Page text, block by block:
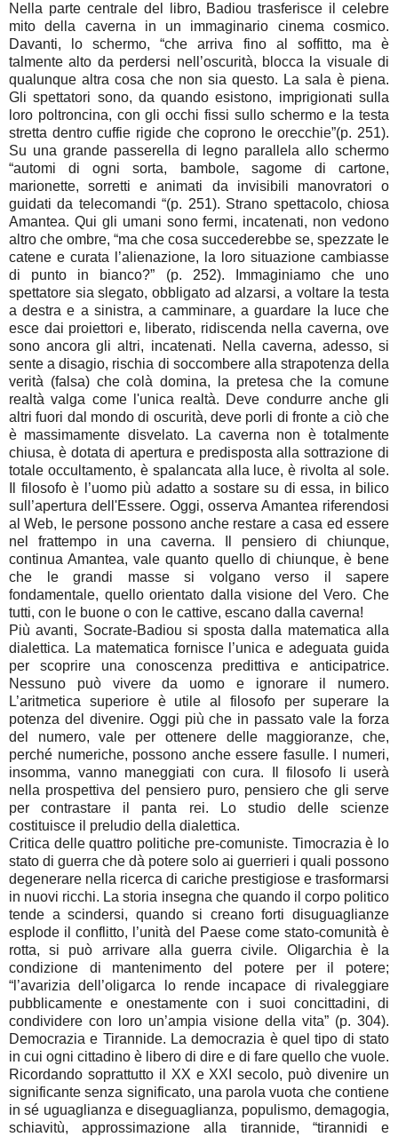
Nella parte centrale del libro, Badiou trasferisce il celebre
mito della caverna in un immaginario cinema cosmico.
Davanti, lo schermo, “che arriva fino al soffitto, ma è
talmente alto da perdersi nell’oscurità, blocca la visuale di
qualunque altra cosa che non sia questo. La sala è piena.
Gli spettatori sono, da quando esistono, imprigionati sulla
loro poltroncina, con gli occhi fissi sullo schermo e la testa
stretta dentro cuffie rigide che coprono le orecchie”(p. 251).
Su una grande passerella di legno parallela allo schermo
“automi di ogni sorta, bambole, sagome di cartone,
marionette, sorretti e animati da invisibili manovratori o
guidati da telecomandi “(p. 251). Strano spettacolo, chiosa
Amantea. Qui gli umani sono fermi, incatenati, non vedono
altro che ombre, “ma che cosa succederebbe se, spezzate le
catene e curata l’alienazione, la loro situazione cambiasse
di punto in bianco?” (p. 252). Immaginiamo che uno
spettatore sia slegato, obbligato ad alzarsi, a voltare la testa
a destra e a sinistra, a camminare, a guardare la luce che
esce dai proiettori e, liberato, ridiscenda nella caverna, ove
sono ancora gli altri, incatenati. Nella caverna, adesso, si
sente a disagio, rischia di soccombere alla strapotenza della
verità (falsa) che colà domina, la pretesa che la comune
realtà valga come l'unica realtà. Deve condurre anche gli
altri fuori dal mondo di oscurità, deve porli di fronte a ciò che
è massimamente disvelato. La caverna non è totalmente
chiusa, è dotata di apertura e predisposta alla sottrazione di
totale occultamento, è spalancata alla luce, è rivolta al sole.
Il filosofo è l’uomo più adatto a sostare su di essa, in bilico
sull’apertura dell'Essere. Oggi, osserva Amantea riferendosi
al Web, le persone possono anche restare a casa ed essere
nel frattempo in una caverna. Il pensiero di chiunque,
continua Amantea, vale quanto quello di chiunque, è bene
che le grandi masse si volgano verso il sapere
fondamentale, quello orientato dalla visione del Vero. Che
tutti, con le buone o con le cattive, escano dalla caverna!
Più avanti, Socrate-Badiou si sposta dalla matematica alla
dialettica. La matematica fornisce l’unica e adeguata guida
per scoprire una conoscenza predittiva e anticipatrice.
Nessuno può vivere da uomo e ignorare il numero.
L’aritmetica superiore è utile al filosofo per superare la
potenza del divenire. Oggi più che in passato vale la forza
del numero, vale per ottenere delle maggioranze, che,
perché numeriche, possono anche essere fasulle. I numeri,
insomma, vanno maneggiati con cura. Il filosofo li userà
nella prospettiva del pensiero puro, pensiero che gli serve
per contrastare il panta rei. Lo studio delle scienze
costituisce il preludio della dialettica.
Critica delle quattro politiche pre-comuniste. Timocrazia è lo
stato di guerra che dà potere solo ai guerrieri i quali possono
degenerare nella ricerca di cariche prestigiose e trasformarsi
in nuovi ricchi. La storia insegna che quando il corpo politico
tende a scindersi, quando si creano forti disuguaglianze
esplode il conflitto, l’unità del Paese come stato-comunità è
rotta, si può arrivare alla guerra civile. Oligarchia è la
condizione di mantenimento del potere per il potere;
“l’avarizia dell’oligarca lo rende incapace di rivaleggiare
pubblicamente e onestamente con i suoi concittadini, di
condividere con loro un’ampia visione della vita” (p. 304).
Democrazia e Tirannide. La democrazia è quel tipo di stato
in cui ogni cittadino è libero di dire e di fare quello che vuole.
Ricordando soprattutto il XX e XXI secolo, può divenire un
significante senza significato, una parola vuota che contiene
in sé uguaglianza e diseguaglianza, populismo, demagogia,
schiavitù, approssimazione alla tirannide, “tirannidi e